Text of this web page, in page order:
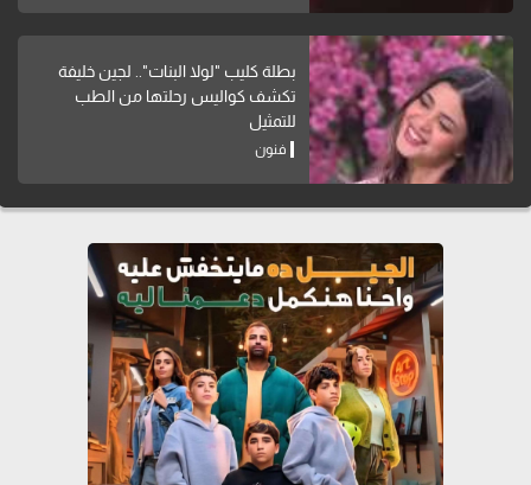
بطلة كليب "لولا البنات".. لجين خليفة
تكشف كواليس رحلتها من الطب
للتمثيل
فنون